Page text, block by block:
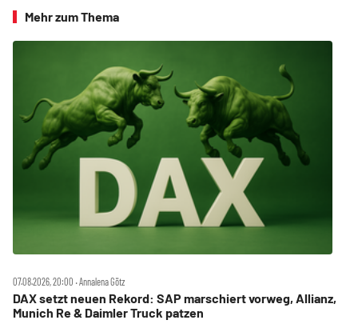
Mehr zum Thema
07.08.2026, 20:00 ‧ Annalena Götz
DAX setzt neuen Rekord: SAP marschiert vorweg, Allianz,
Munich Re & Daimler Truck patzen